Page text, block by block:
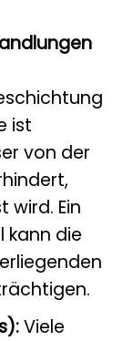
ist
von der
wird. Ein
kann die
Viele